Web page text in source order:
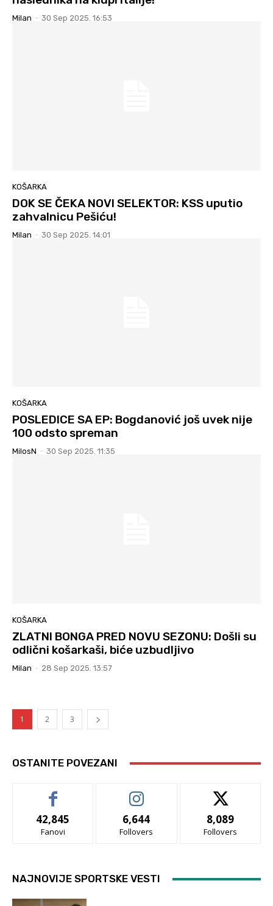
Milan - 30 Sep 2025. 16:53
KOŠARKA
DOK SE ČEKA NOVI SELEKTOR: KSS uputio
zahvalnicu Pešiću!
Milan - 30 Sep 2025. 14:01
KOŠARKA
POSLEDICE SA EP: Bogdanović još uvek nije
100 odsto spreman
MilosN - 30 Sep 2025. 11:35
KOŠARKA
ZLATNI BONGA PRED NOVU SEZONU: Došli su
odlični košarkaši, biće uzbudljivo
Milan - 28 Sep 2025. 13:57
1 2 3
OSTANITE POVEZANI
42,845
Fanovi
6,644
Follovers
8,089
Follovers
NAJNOVIJE SPORTSKE VESTI